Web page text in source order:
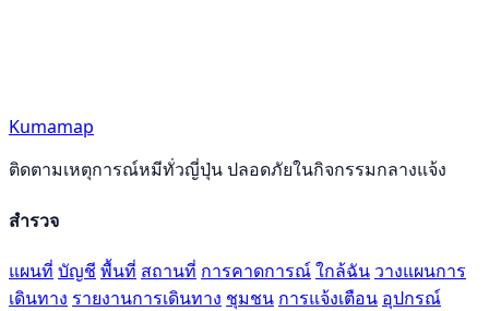
Kumamap
ติดตามเหตุการณ์หมีทั่วญี่ปุ่น ปลอดภัยในกิจกรรมกลางแจ้ง
สำรวจ
แผนที่ บัญชี พื้นที่ สถานที่ การคาดการณ์ใกล้ฉัน วางแผนการ
เดินทาง รายงานการเดินทาง ชุมชน การแจ้งเตือน อุปกรณ์